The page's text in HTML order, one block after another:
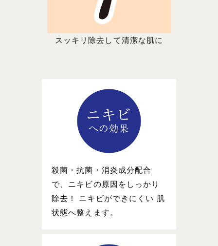
スッキリ除去して清潔な肌に
殺菌・抗菌・消炎成分配合
で、ニキビの原因をしっかり
除去！ ニキビができにくい 肌
状態へ整えます。